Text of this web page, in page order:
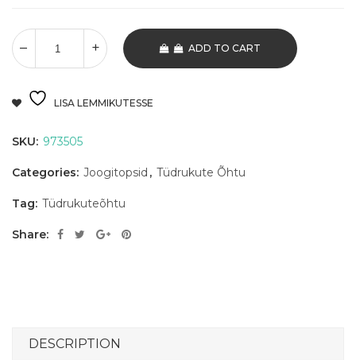
ADD TO CART
LISA LEMMIKUTESSE
SKU: 973505
Categories: Joogitopsid , Tüdrukute Õhtu
Tag: Tüdrukuteõhtu
Share:
DESCRIPTION